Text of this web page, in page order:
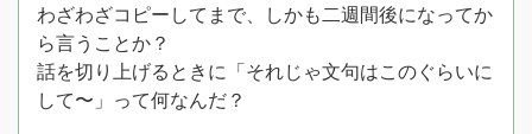
わざわざコピーしてまで、しかも二週間後になってか
ら言うことか？
話を切り上げるときに「それじゃ文句はこのぐらいに
して〜」って何なんだ？